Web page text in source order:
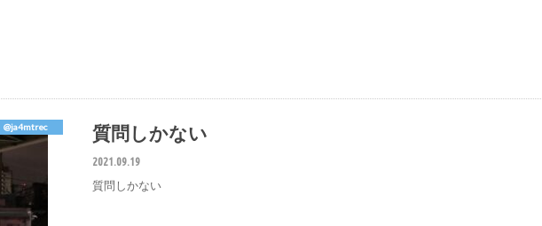
@ja4mtrec 質問しかない
2021.09.19
質問しかない